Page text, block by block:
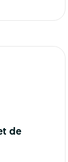
de